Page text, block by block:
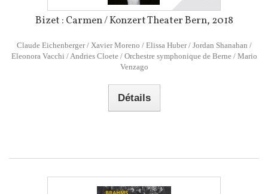
Bizet : Carmen / Konzert Theater Bern, 2018
Claude Eichenberger / Xavier Moreno / Elissa Huber / Jordan Shanahan /
Eleonora Vacchi / Andries Cloete / Orchestre symphonique de Berne / Mario
Venzago
Détails